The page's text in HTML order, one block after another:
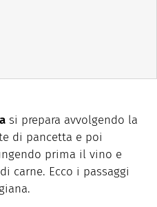
si prepara avvolgendo la
di pancetta e poi
prima il vino e
carne. Ecco i passaggi